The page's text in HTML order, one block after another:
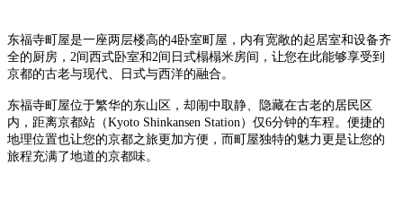
东福寺町屋是一座两层楼高的4卧室町屋，内有宽敞的起居室和设备齐
全的厨房，2间西式卧室和2间日式榻榻米房间，让您在此能够享受到
京都的古老与现代、日式与西洋的融合。
东福寺町屋位于繁华的东山区，却闹中取静、隐藏在古老的居民区
内，距离京都站（Kyoto Shinkansen Station）仅6分钟的车程。便捷的
地理位置也让您的京都之旅更加方便，而町屋独特的魅力更是让您的
旅程充满了地道的京都味。